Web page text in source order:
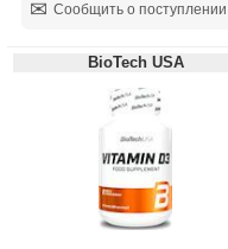
Сообщить о поступлении
BioTech USA